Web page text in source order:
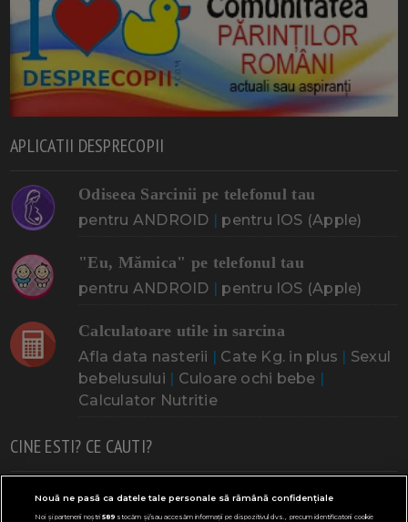
APLICATII DESPRECOPII
Odiseea Sarcinii pe telefonul tau
pentru ANDROID pentru IOS (Apple)
"Eu, Mămica" pe telefonul tau
pentru ANDROID pentru IOS (Apple)
Calculatoare utile in sarcina
Afla data nasterii Cate Kg. in plus
Sexul
bebelusului
Culoare ochi bebe
Calculator Nutritie
CINE ESTI? CE CAUTI?
Doresc un copil Adoptia Probleme cu sarcina
Nouă ne pasă ca datele tale personale să rămână confidențiale
Noi și partenerii noștri589stocăm și/sau accesăm informații pe dispozitivul dvs., precum identificatorii cookie